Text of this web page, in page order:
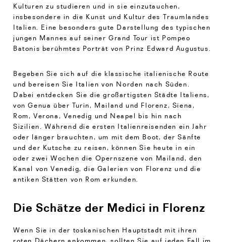
Kulturen zu studieren und in sie einzutauchen,
insbesondere in die Kunst und Kultur des Traumlandes
Italien. Eine besonders gute Darstellung des typischen
jungen Mannes auf seiner Grand Tour ist Pompeo
Batonis berühmtes Porträt von Prinz Edward Augustus.
Begeben Sie sich auf die klassische italienische Route
und bereisen Sie Italien von Norden nach Süden.
Dabei entdecken Sie die großartigsten Städte Italiens,
von Genua über Turin, Mailand und Florenz, Siena,
Rom, Verona, Venedig und Neapel bis hin nach
Sizilien. Während die ersten Italienreisenden ein Jahr
oder länger brauchten, um mit dem Boot, der Sänfte
und der Kutsche zu reisen, können Sie heute in ein
oder zwei Wochen die Opernszene von Mailand, den
Kanal von Venedig, die Galerien von Florenz und die
antiken Stätten von Rom erkunden.
Die Schätze der Medici in Florenz
Wenn Sie in der toskanischen Hauptstadt mit ihren